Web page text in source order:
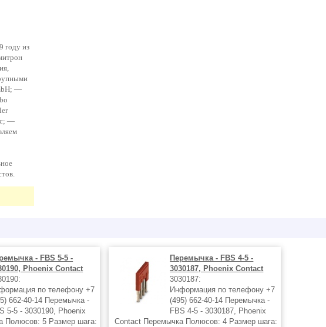
году из
—
—
- FBS 5-5 -
Phoenix Contact
по телефону +7
662-40-14 Перемычка -
5-5 - 3030190, Phoenix
Полюсов: 5 Размер шага:
Перемычка - FBS 4-5 -
3030187, Phoenix Contact
3030187:
Информация по телефону +7
(495) 662-40-14 Перемычка -
FBS 4-5 - 3030187, Phoenix
Contact Перемычка Полюсов: 4 Размер шага: